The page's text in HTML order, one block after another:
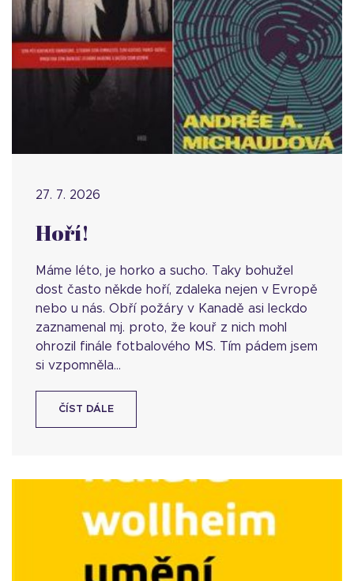
27. 7. 2026
Hoří!
Máme léto, je horko a sucho. Taky bohužel
dost často někde hoří, zdaleka nejen v Evropě
nebo u nás. Obří požáry v Kanadě asi leckdo
zaznamenal mj. proto, že kouř z nich mohl
ohrozil finále fotbalového MS. Tím pádem jsem
si vzpomněla...
ČÍST DÁLE